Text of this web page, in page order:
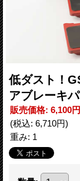
低ダスト！
アブレーキ
販売価格: 6,100円
(税込: 6,710円)
重み: 1